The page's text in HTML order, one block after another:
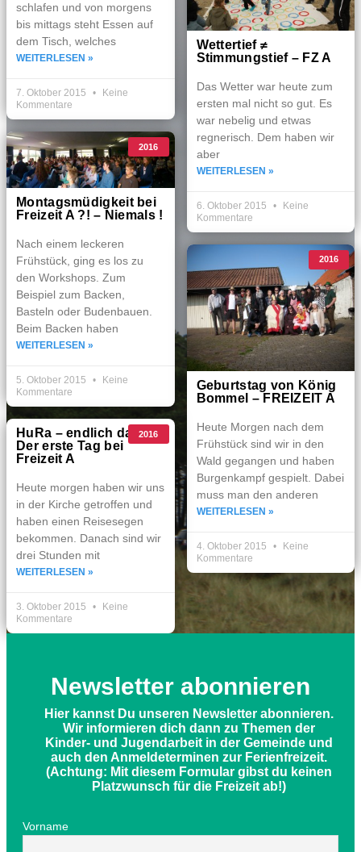
schlafen und von morgens
bis mittags steht Essen auf
dem Tisch, welches
WEITERLESEN »
7. Oktober 2015
Keine
Kommentare
Wettertief ≠
Stimmungstief – FZ A
Das Wetter war heute zum
ersten mal nicht so gut. Es
war nebelig und etwas
regnerisch. Dem haben wir
aber
WEITERLESEN »
6. Oktober 2015
Keine
Kommentare
2016
Montagsmüdigkeit bei
Freizeit A ?! – Niemals !
Nach einem leckeren
Frühstück, ging es los zu
den Workshops. Zum
Beispiel zum Backen,
Basteln oder Budenbauen.
Beim Backen haben
WEITERLESEN »
5. Oktober 2015
Keine
Kommentare
2016
Geburtstag von König
Bommel – FREIZEIT A
Heute Morgen nach dem
Frühstück sind wir in den
Wald gegangen und haben
Burgenkampf gespielt. Dabei
muss man den anderen
WEITERLESEN »
4. Oktober 2015
Keine
Kommentare
2016
HuRa – endlich da !
Der erste Tag bei
Freizeit A
Heute morgen haben wir uns
in der Kirche getroffen und
haben einen Reisesegen
bekommen. Danach sind wir
drei Stunden mit
WEITERLESEN »
3. Oktober 2015
Keine
Kommentare
Newsletter abonnieren
Hier kannst Du unseren Newsletter abonnieren.
Wir informieren dich dann zu Themen der
Kinder- und Jugendarbeit in der Gemeinde und
auch den Anmeldeterminen zur Ferienfreizeit.
(Achtung: Mit diesem Formular gibst du keinen
Platzwunsch für die Freizeit ab!)
Vorname